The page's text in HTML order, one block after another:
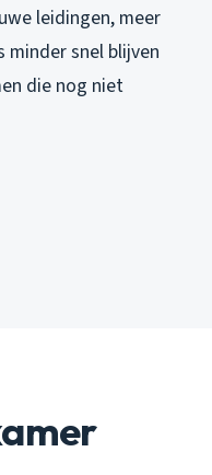
leidingen, meer
snel blijven
die nog niet